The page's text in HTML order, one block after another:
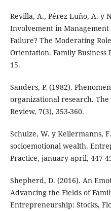
Revilla, A., Pérez-Luño, A. y
Involvement in Management
Failure? The Moderating
Orientation. Family Business
15.
Sanders, P. (1982).
organizational research.
Review, 7(3), 353-360.
Schulze, W. y Kellermanns,
socioemotional wealth.
Practice, january-april, 447-
Shepherd, D. (2016). An
Advancing the Fields of
Entrepreneurship: Stocks,